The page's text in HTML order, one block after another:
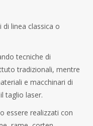
linea classica o
tecniche di
tradizionali, mentre
e macchinari di
taglio laser.
essere realizzati con